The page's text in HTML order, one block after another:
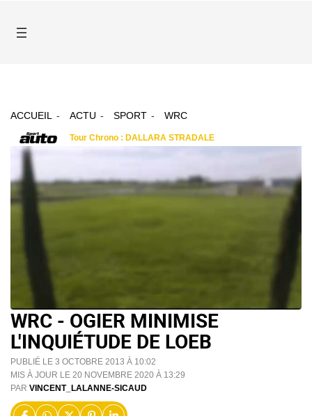
ACCUEIL ACTU SPORT WRC
WRC - OGIER MINIMISE
L'INQUIÉTUDE DE LOEB
PUBLIÉ LE 3 OCTOBRE 2013 À 10:02
MIS À JOUR LE 20 NOVEMBRE 2020 À 13:29
PAR VINCENT_LALANNE-SICAUD